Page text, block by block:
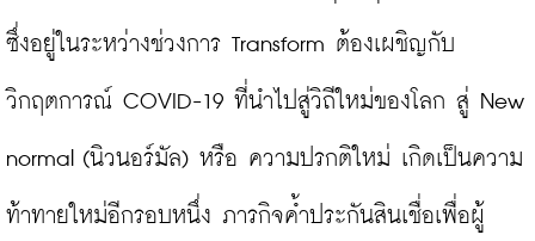
ซึ่งอยู่ในระหว่างช่วงการ Transform ต้องเผชิญกับ
วิกฤตการณ์ COVID-19 ที่นำไปสู่วิถีใหม่ของโลก สู่ New
normal (นิวนอร์มัล) หรือ ความปรกติใหม่ เกิดเป็นความ
ท้าทายใหม่อีกรอบหนึ่ง ภารกิจค้ำประกันสินเชื่อเพื่อผู้